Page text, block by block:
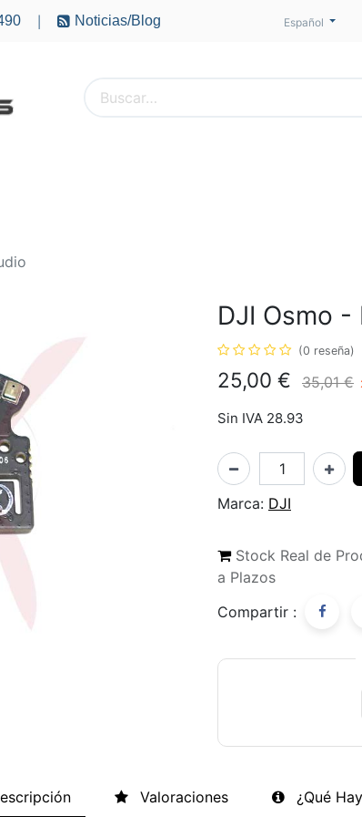
Noticias/Blog Español
DJI Osmo -
(0 reseña)
25,00 € 35,01€
Sin IVA 28.93
Marca: DJI
Stock Real de
a Plazos
Compartir :
Valoraciones ¿Qué